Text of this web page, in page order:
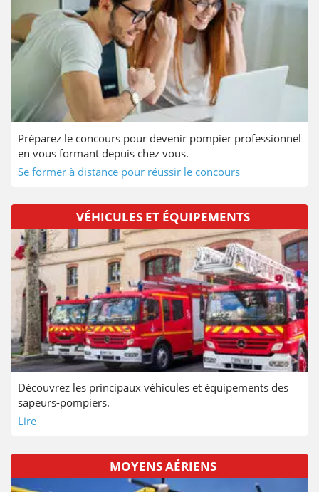
Préparez le concours pour devenir pompier professionnel
en vous formant depuis chez vous.
Se former à distance pour réussir le concours
VÉHICULES ET ÉQUIPEMENTS
Découvrez les principaux véhicules et équipements des
sapeurs-pompiers.
Lire
MOYENS AÉRIENS